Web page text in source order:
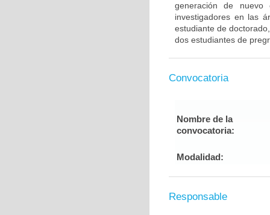
generación de nuevo
investigadores en las
estudiante de
dos estudiantes de
Convocatoria
Nombre de la
convocatoria:
Modalidad:
Responsable